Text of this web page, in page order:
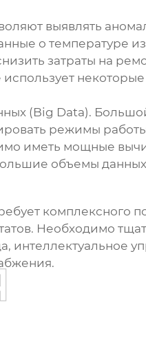
выявлять
о температуре
затраты на
(Big Data).
режимы
иметь мощные
объемы
комплексного
Необходимо
интеллектуальное